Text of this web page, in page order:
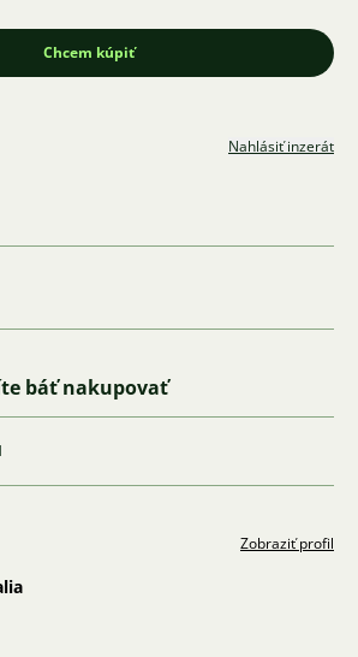
Chcem kúpiť
Nahlásiť inzerát
báť nakupovať
Zobraziť profil